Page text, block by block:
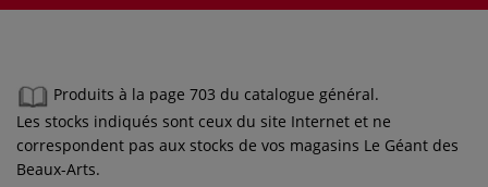
Produits à la page 703 du catalogue général.
Les stocks indiqués sont ceux du site Internet et ne
correspondent pas aux stocks de vos magasins Le Géant des
Beaux-Arts.